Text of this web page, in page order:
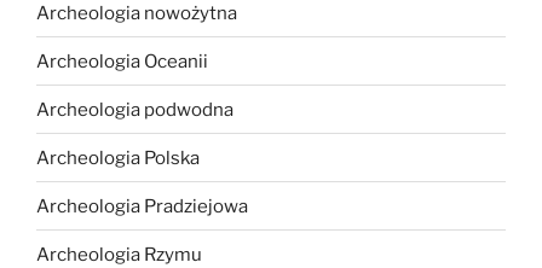
Archeologia nowożytna
Archeologia Oceanii
Archeologia podwodna
Archeologia Polska
Archeologia Pradziejowa
Archeologia Rzymu